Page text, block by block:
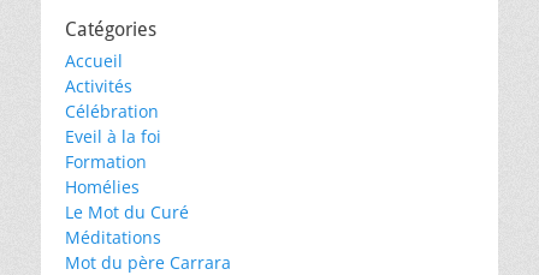
Catégories
Accueil
Activités
Célébration
Eveil à la foi
Formation
Homélies
Le Mot du Curé
Méditations
Mot du père Carrara